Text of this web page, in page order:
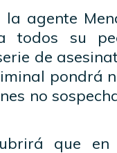
agente
todos su
de
pondrá
no
que